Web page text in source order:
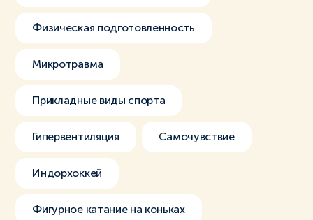
Физическая подготовленность
Микротравма
Прикладные виды спорта
Гипервентиляция Самочувствие
Индорхоккей
Фигурное катание на коньках